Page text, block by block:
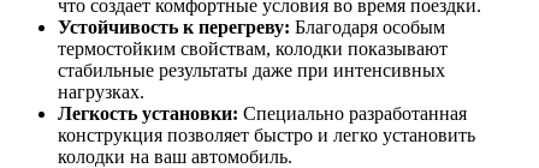
что создает комфортные условия во время поездки.
Устойчивость к перегреву: Благодаря особым
термостойким свойствам, колодки показывают
стабильные результаты даже при интенсивных
нагрузках.
Легкость установки: Специально разработанная
конструкция позволяет быстро и легко установить
колодки на ваш автомобиль.